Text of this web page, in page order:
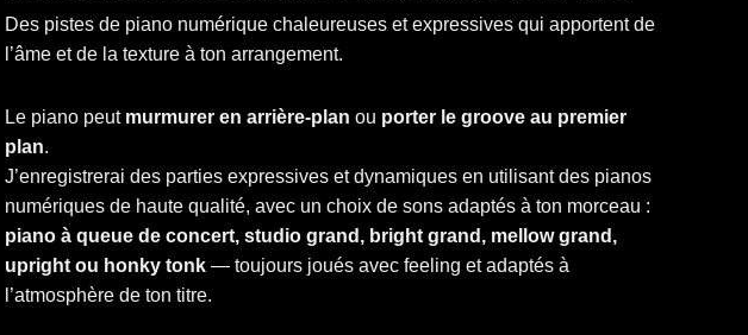
Des pistes de piano numérique chaleureuses et expressives qui apportent de
l’âme et de la texture à ton arrangement.
Le piano peut murmurer en arrière-plan ou porter le groove au premier
plan.
J’enregistrerai des parties expressives et dynamiques en utilisant des pianos
numériques de haute qualité, avec un choix de sons adaptés à ton morceau :
piano à queue de concert, studio grand, bright grand, mellow grand,
upright ou honky tonk — toujours joués avec feeling et adaptés à
l’atmosphère de ton titre.